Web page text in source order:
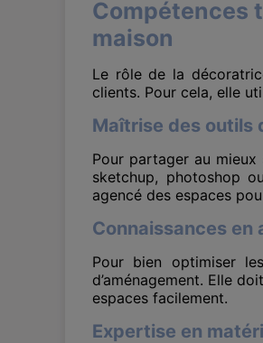
Compétences
maison
Le rôle de la
clients. Pour cela, elle
Maîtrise des outils
Pour partager au
sketchup, photoshop
agencé des espaces
Connaissances en
Pour bien optimiser
d’aménagement. Elle
espaces facilement.
Expertise en